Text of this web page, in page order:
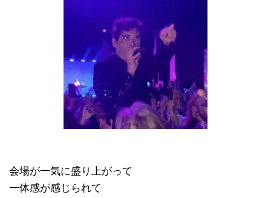
会場が一気に盛り上がって
一体感が感じられて